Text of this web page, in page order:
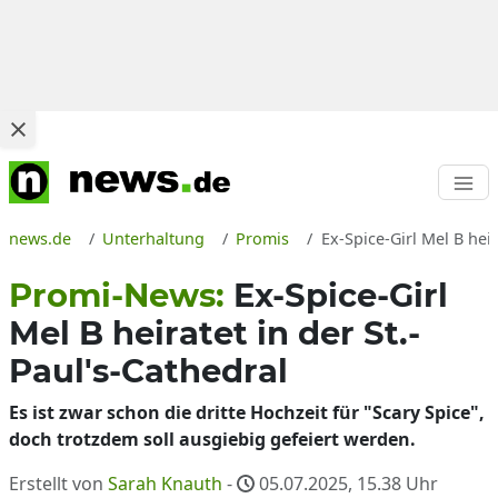
news.de Unterhaltung Promis Ex-Spice-Girl Mel B
Promi-News: Ex-Spice-Girl
Mel B heiratet in der St.-
Paul's-Cathedral
Es ist zwar schon die dritte Hochzeit für "Scary Spice",
doch trotzdem soll ausgiebig gefeiert werden.
Erstellt von Sarah Knauth - 05.07.2025, 15.38 Uhr